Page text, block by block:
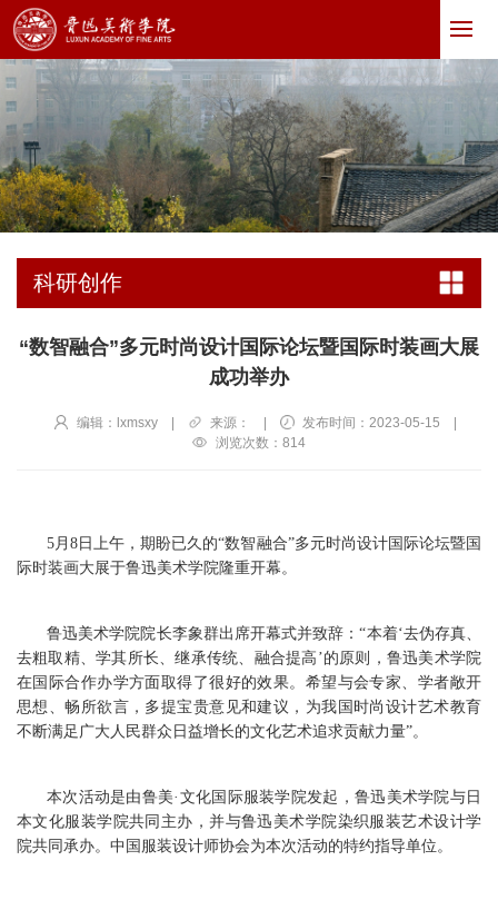
科研创作
“数智融合”多元时尚设计国际论坛暨国际时装画大展
成功举办
编辑：lxmsxy | 来源： | 发布时间：2023-05-15
|
浏览次数： 814
5月8日上午，期盼已久的“数智融合”多元时尚设计国际论坛暨国
际时装画大展于鲁迅美术学院隆重开幕。
鲁迅美术学院院长李象群出席开幕式并致辞：“本着‘去伪存真、
去粗取精、学其所长、继承传统、融合提高’的原则，鲁迅美术学院
在国际合作办学方面取得了很好的效果。希望与会专家、学者敞开
思想、畅所欲言，多提宝贵意见和建议，为我国时尚设计艺术教育
不断满足广大人民群众日益增长的文化艺术追求贡献力量”。
本次活动是由鲁美·文化国际服装学院发起，鲁迅美术学院与日
本文化服装学院共同主办，并与鲁迅美术学院染织服装艺术设计学
院共同承办。中国服装设计师协会为本次活动的特约指导单位。